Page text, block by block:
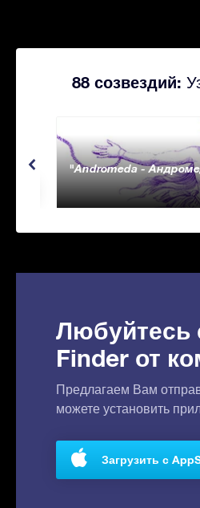
88 созвездий:
Andromeda -
Любуйтесь
Finder от
Предлагаем Вам
можете установить
Загрузить с